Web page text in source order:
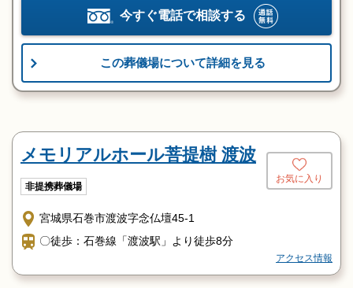
今すぐ電話で相談する
この葬儀場について詳細を見る
メモリアルホール菩提樹 渡波
非提携葬儀場
お気に入り
宮城県石巻市渡波字念仏壇45-1
〇徒歩：石巻線「渡波駅」より徒歩8分
アクセス情報